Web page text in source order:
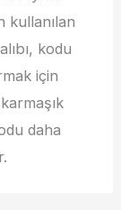
kullanılan
kodu
için
daha